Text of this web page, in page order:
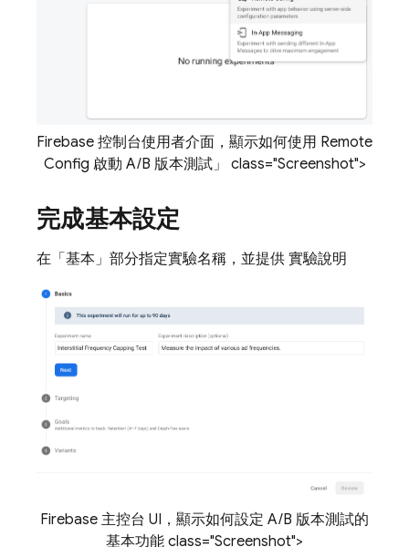
Firebase 控制台使用者介面，顯示如何使用 Remote
Config 啟動 A/B 版本測試」 class="Screenshot">
完成基本設定
在「基本」部分指定實驗名稱，並提供 實驗說明
Firebase 主控台 UI，顯示如何設定 A/B 版本測試的
基本功能 class="Screenshot">